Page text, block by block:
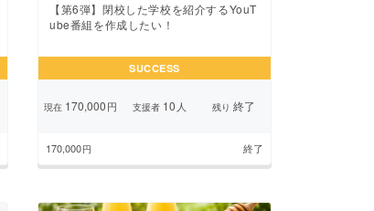
【第6弾】閉校した学校を紹介するYouT
ube番組を作成したい！
SUCCESS
現在170,000円 支援者10 人 残り 終了
170,000円 終了